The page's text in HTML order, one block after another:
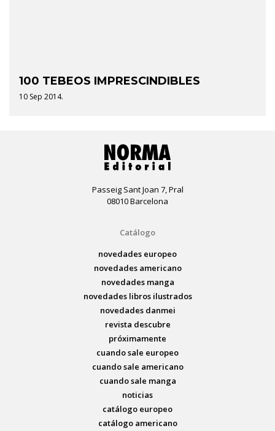
100 TEBEOS IMPRESCINDIBLES
10 Sep 2014.
Passeig Sant Joan 7, Pral
08010 Barcelona
Catálogo
novedades europeo
novedades americano
novedades manga
novedades libros ilustrados
novedades danmei
revista descubre
próximamente
cuando sale europeo
cuando sale americano
cuando sale manga
noticias
catálogo europeo
catálogo americano